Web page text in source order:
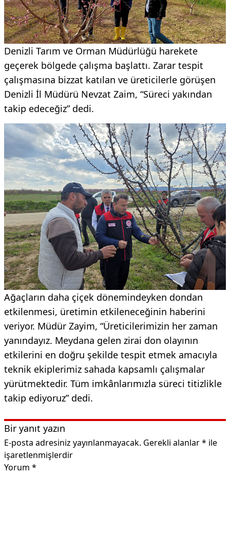
Denizli Tarım ve Orman Müdürlüğü harekete
geçerek bölgede çalışma başlattı. Zarar tespit
çalışmasına bizzat katılan ve üreticilerle görüşen
Denizli İl Müdürü Nevzat Zaim, “Süreci yakından
takip edeceğiz” dedi.
Ağaçların daha çiçek dönemindeyken dondan
etkilenmesi, üretimin etkileneceğinin haberini
veriyor. Müdür Zayim, “Üreticilerimizin her zaman
yanındayız. Meydana gelen zirai don olayının
etkilerini en doğru şekilde tespit etmek amacıyla
teknik ekiplerimiz sahada kapsamlı çalışmalar
yürütmektedir. Tüm imkânlarımızla süreci titizlikle
takip ediyoruz” dedi.
Bir yanıt yazın
E-posta adresiniz yayınlanmayacak. Gerekli alanlar* ile
işaretlenmişlerdir
Yorum *